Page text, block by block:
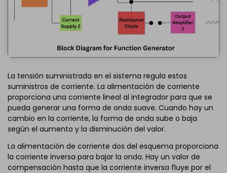
La tensión suministrada en el sistema regula estos
suministros de corriente. La alimentación de corriente
proporciona una corriente lineal al integrador para que se
pueda generar una forma de onda suave. Cuando hay un
cambio en la corriente, la forma de onda sube o baja
según el aumento y la disminución del valor.
La alimentación de corriente dos del esquema proporciona
la corriente inversa para bajar la onda. Hay un valor de
compensación hasta que la corriente inversa fluye por el